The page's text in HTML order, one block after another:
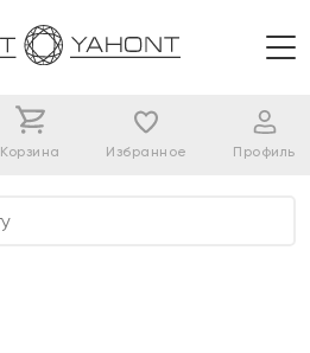
Корзина Избранное Профиль